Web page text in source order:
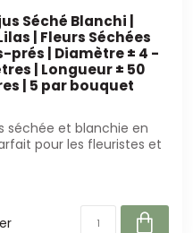
Séché Blanchi |
| Fleurs Séchées
prés | Diamètre ± 4 -
| Longueur ± 50
| 5 par bouquet
séchée et blanchie en
pour les fleuristes et